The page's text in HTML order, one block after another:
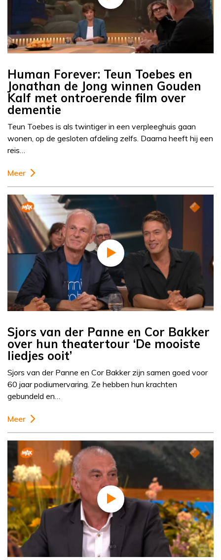
Human Forever: Teun Toebes en
Jonathan de Jong winnen Gouden
Kalf met ontroerende film over
dementie
Teun Toebes is als twintiger in een verpleeghuis gaan
wonen, op de gesloten afdeling zelfs. Daarna heeft hij een
reis…
Meer
Sjors van der Panne en Cor Bakker
over hun theatertour ‘De mooiste
liedjes ooit’
Sjors van der Panne en Cor Bakker zijn samen goed voor
60 jaar podiumervaring. Ze hebben hun krachten
gebundeld en…
Meer